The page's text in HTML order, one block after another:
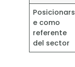
Posicionars
e como
referente
del sector